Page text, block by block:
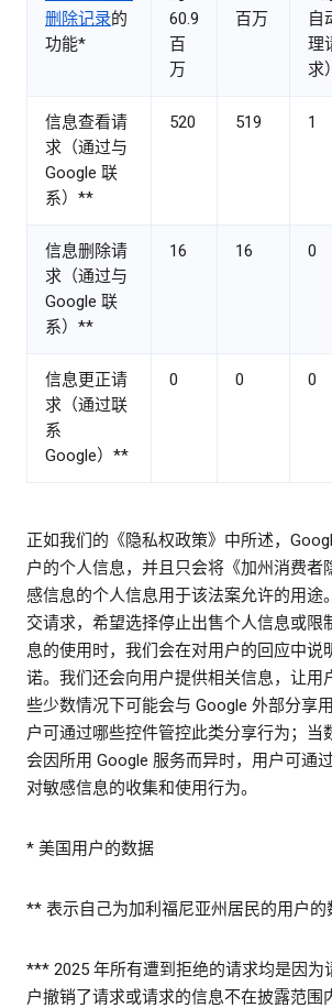
删除记录的
功能*
60.9
百
万
百万
自
理
求）
信息查看请
求（通过与
Google 联
系）**
520 519 1
信息删除请
求（通过与
Google 联
系）**
16 16 0
信息更正请
求（通过联
系
Google）**
0 0 0
正如我们的《隐私权政策》中所述，
户的个人信息，并且只会将《加州消费者
感信息的个人信息用于该法案允许的用途
交请求，希望选择停止出售个人信息或限
息的使用时，我们会在对用户的回应中说
诺。我们还会向用户提供相关信息，让用
些少数情况下可能会与 Google 外部分享
户可通过哪些控件管控此类分享行为；当
会因所用 Google 服务而异时，用户可通
对敏感信息的收集和使用行为。
* 美国用户的数据
** 表示自己为加利福尼亚州居民的用户的
*** 2025 年所有遭到拒绝的请求均是因为
户撤销了请求或请求的信息不在披露范围